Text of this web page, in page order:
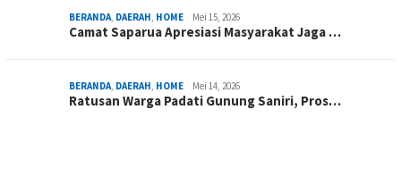
BERANDA, DAERAH, HOME Mei 15, 2026
Camat Saparua Apresiasi Masyarakat Jaga …
BERANDA, DAERAH, HOME Mei 14, 2026
Ratusan Warga Padati Gunung Saniri, Pros…